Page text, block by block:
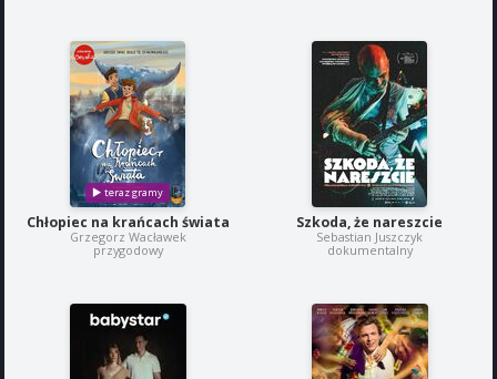
Chłopiec na krańcach świata
Grzegorz Wacławek
przygodowy
Szkoda, że nareszcie
Sebastian Juszczyk
dokumentalny